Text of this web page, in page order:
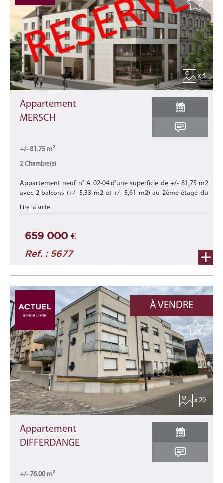
x 4
Appartement
MERSCH
+/- 81.75 m²
2 Chambre(s)
Appartement neuf n° A 02-04 d'une superficie de +/- 81,75 m2
avec 2 balcons (+/- 5,33 m2 et +/- 5,61 m2) au 2ème étage du
bâtiment B de cette nouvelle résidence "CHARLOTTE"
composée de 15 appart ...
Lire la suite
659 000 €
Ref. : 5677
À VENDRE
x 20
Appartement
DIFFERDANGE
+/- 76.00 m²